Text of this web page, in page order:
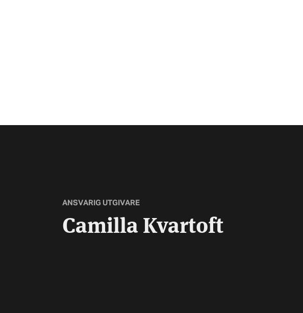
ANSVARIG UTGIVARE
Camilla Kvartoft